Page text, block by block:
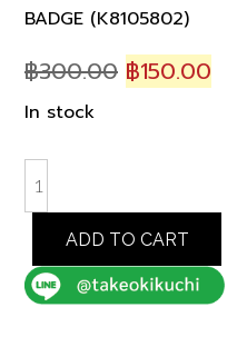
BADGE (K8105802)
฿300.00 Original
฿150.00
In stock
KIKUCHI
VINYL
RECORD
ADD TO CART